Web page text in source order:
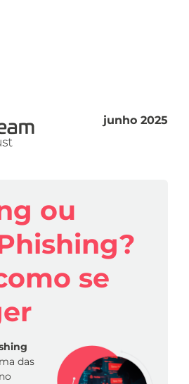
junho 2025
ou
se
das